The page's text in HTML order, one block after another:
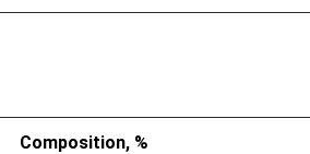
Composition, %